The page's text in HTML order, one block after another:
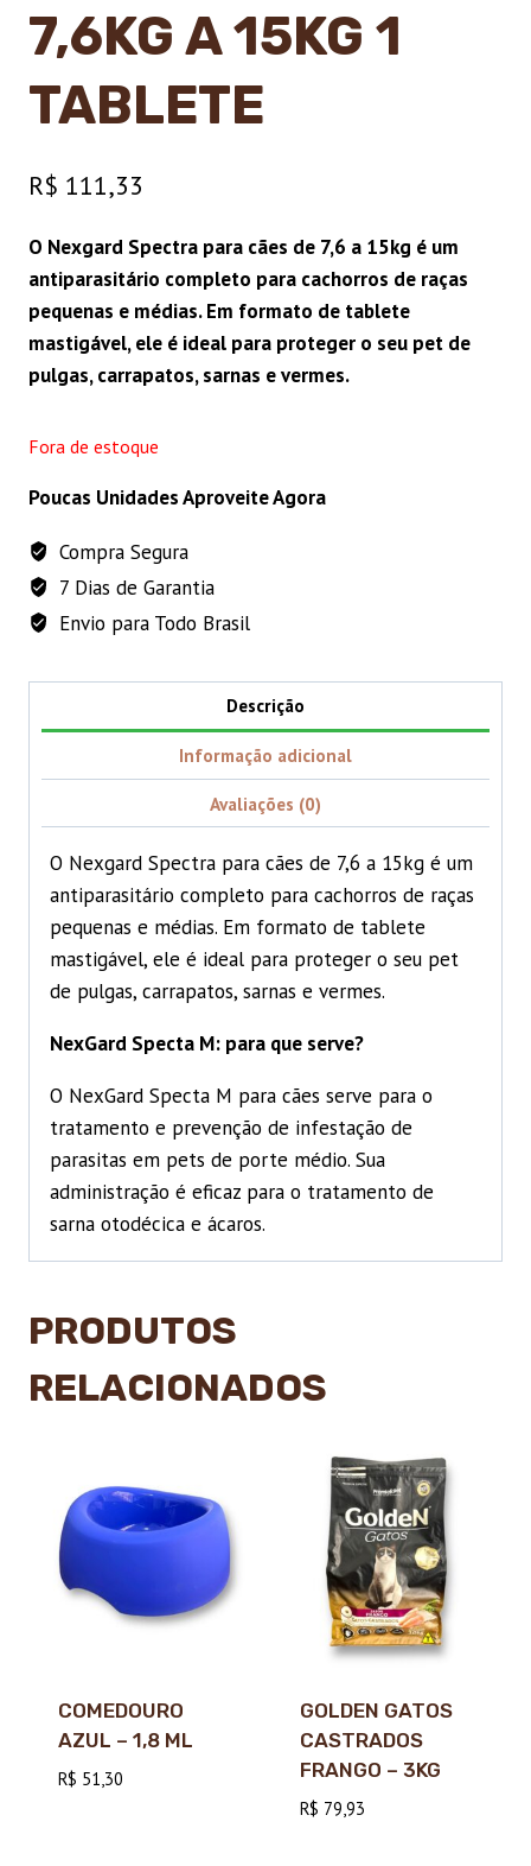
7,6KG A 15KG 1
TABLETE
R$ 111,33
O Nexgard Spectra para cães de 7,6 a 15kg é um
antiparasitário completo para cachorros de raças
pequenas e médias. Em formato de tablete
mastigável, ele é ideal para proteger o seu pet de
pulgas, carrapatos, sarnas e vermes.
Fora de estoque
Poucas Unidades Aproveite Agora
Compra Segura
7 Dias de Garantia
Envio para Todo Brasil
Descrição
Informação adicional
Avaliações (0)
O Nexgard Spectra para cães de 7,6 a 15kg é um
antiparasitário completo para cachorros de raças
pequenas e médias. Em formato de tablete
mastigável, ele é ideal para proteger o seu pet
de pulgas, carrapatos, sarnas e vermes.
NexGard Specta M: para que serve?
O NexGard Specta M para cães serve para o
tratamento e prevenção de infestação de
parasitas em pets de porte médio. Sua
administração é eficaz para o tratamento de
sarna otodécica e ácaros.
PRODUTOS
RELACIONADOS
COMEDOURO
AZUL – 1,8 ML
R$ 51,30
GOLDEN GATOS
CASTRADOS
FRANGO – 3KG
R$ 79,93